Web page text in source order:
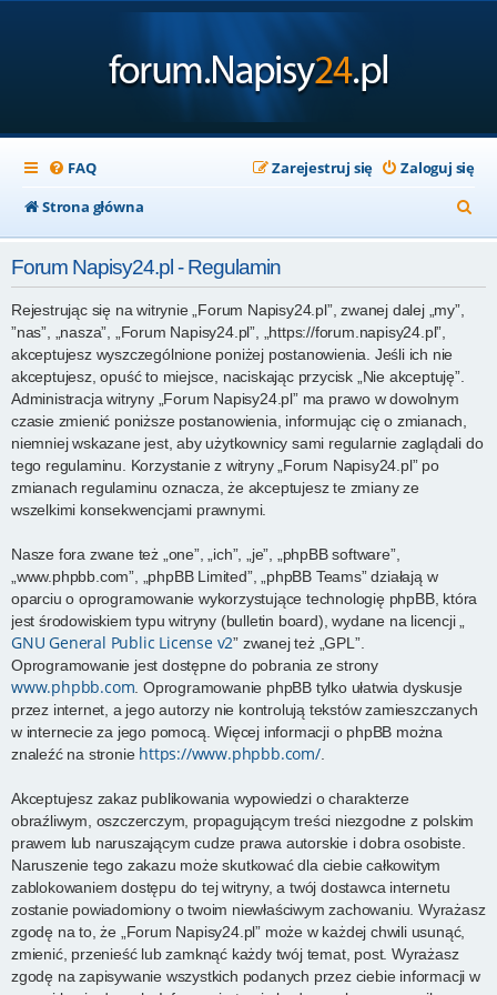
FAQ Zaloguj się
Zarejestruj się
Strona główna
z
Forum Napisy24.pl - Regulamin
Rejestrując się na witrynie „Forum Napisy24.pl”, zwanej dalej „my”,
”nas”, „nasza”, „Forum Napisy24.pl”, „https://forum.napisy24.pl”,
akceptujesz wyszczególnione poniżej postanowienia. Jeśli ich nie
akceptujesz, opuść to miejsce, naciskając przycisk „Nie akceptuję”.
Administracja witryny „Forum Napisy24.pl” ma prawo w dowolnym
czasie zmienić poniższe postanowienia, informując cię o zmianach,
niemniej wskazane jest, aby użytkownicy sami regularnie zaglądali do
tego regulaminu. Korzystanie z witryny „Forum Napisy24.pl” po
zmianach regulaminu oznacza, że akceptujesz te zmiany ze
wszelkimi konsekwencjami prawnymi.
Nasze fora zwane też „one”, „ich”, „je”, „phpBB software”,
„www.phpbb.com”, „phpBB Limited”, „phpBB Teams” działają w
oparciu o oprogramowanie wykorzystujące technologię phpBB, która
jest środowiskiem typu witryny (bulletin board), wydane na licencji „
GNU General Public License v2” zwanej też „GPL”.
Oprogramowanie jest dostępne do pobrania ze strony
www.phpbb.com . Oprogramowanie phpBB tylko ułatwia dyskusje
przez internet, a jego autorzy nie kontrolują tekstów zamieszczanych
w internecie za jego pomocą. Więcej informacji o phpBB można
znaleźć na stronie https://www.phpbb.com/.
Akceptujesz zakaz publikowania wypowiedzi o charakterze
obraźliwym, oszczerczym, propagującym treści niezgodne z polskim
prawem lub naruszającym cudze prawa autorskie i dobra osobiste.
Naruszenie tego zakazu może skutkować dla ciebie całkowitym
zablokowaniem dostępu do tej witryny, a twój dostawca internetu
zostanie powiadomiony o twoim niewłaściwym zachowaniu. Wyrażasz
zgodę na to, że „Forum Napisy24.pl” może w każdej chwili usunąć,
zmienić, przenieść lub zamknąć każdy twój temat, post. Wyrażasz
zgodę na zapisywanie wszystkich podanych przez ciebie informacji w